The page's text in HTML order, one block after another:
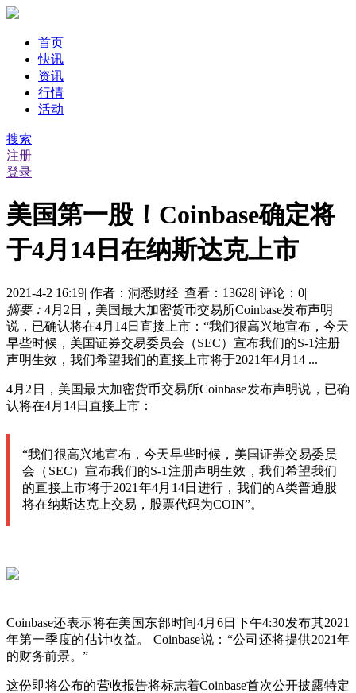
首页
快讯
资讯
行情
活动
搜索
注册
登录
美国第一股！Coinbase确定将
于4月14日在纳斯达克上市
2021-4-2 16:19| 作者：洞悉财经| 查看：13628| 评论：0|
摘要： 4月2日，美国最大加密货币交易所Coinbase发布声明
说，已确认将在4月14日直接上市：“我们很高兴地宣布，今天
早些时候，美国证券交易委员会（SEC）宣布我们的S-1注册
声明生效，我们希望我们的直接上市将于2021年4月14 ...
4月2日，美国最大加密货币交易所Coinbase发布声明说，已确
认将在4月14日直接上市：
“我们很高兴地宣布，今天早些时候，美国证券交易委员
会（SEC）宣布我们的S-1注册声明生效，我们希望我们
的直接上市将于2021年4月14日进行，我们的A类普通股
将在纳斯达克上交易，股票代码为COIN”。
Coinbase还表示将在美国东部时间4月6日下午4:30发布其2021
年第一季度的估计收益。 Coinbase说：“公司还将提供2021年
的财务前景。”
这份即将公布的营收报告将标志着Coinbase首次公开披露特定